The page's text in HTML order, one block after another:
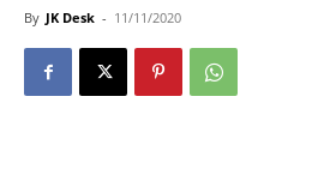
By JK Desk - 11/11/2020